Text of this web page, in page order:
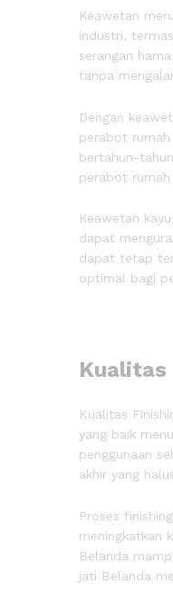
Keawetan
industri,
serangan
tanpa
Dengan
perabot
bertahun-
perabot rumah
Keawetan
dapat
dapat tetap
optimal bagi
Kualitas
Kualitas
yang baik
penggunaan
akhir yang
Proses
meningkatkan
Belanda
jati Belanda